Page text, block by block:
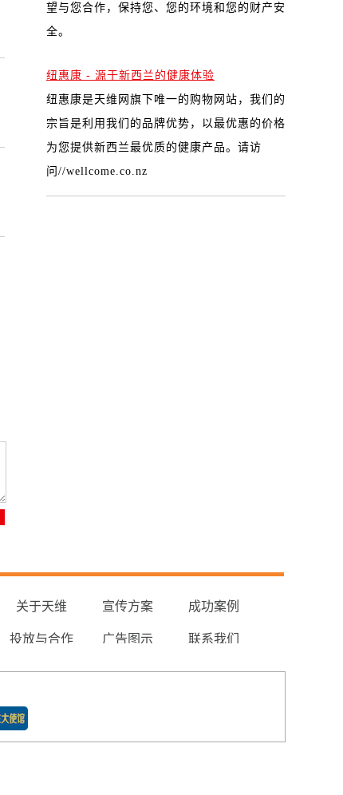
望与您合作，保持您、您的环境和您的财产安
全。
纽惠康 - 源于新西兰的健康体验
纽惠康是天维网旗下唯一的购物网站，我们的
宗旨是利用我们的品牌优势，以最优惠的价格
为您提供新西兰最优质的健康产品。请访
问 //wellcome.co.nz
关于天维 宣传方案 成功案例
投放与合作 广告图示 联系我们